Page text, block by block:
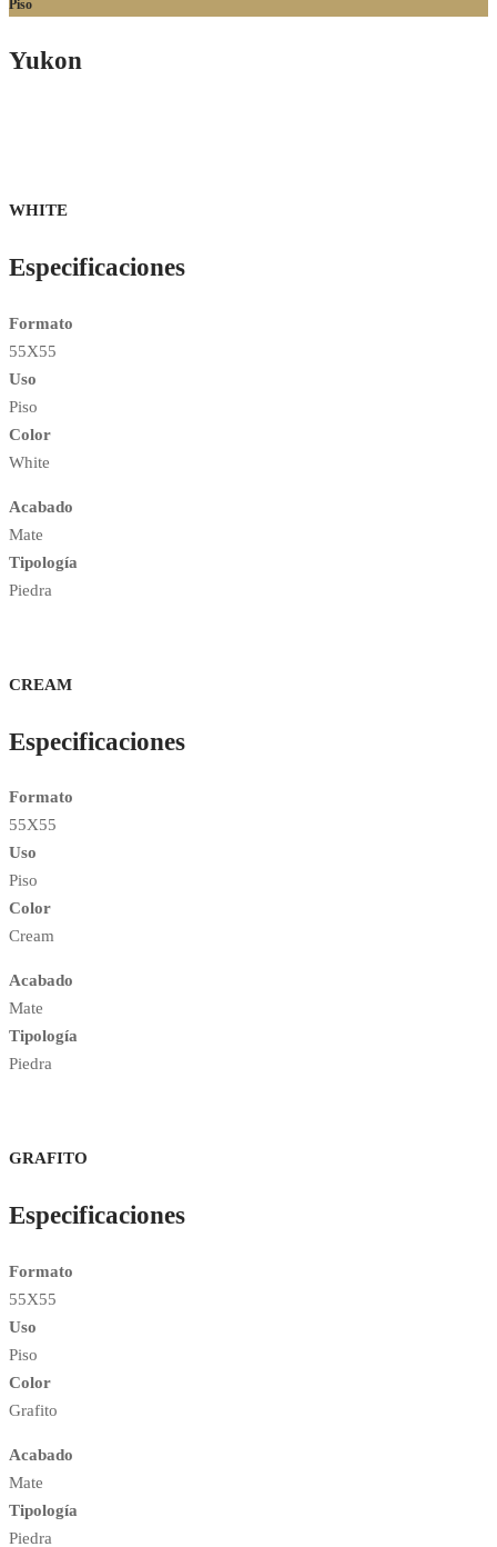
Piso
Yukon
WHITE
Especificaciones
Formato
55X55
Uso
Piso
Color
White
Acabado
Mate
Tipología
Piedra
CREAM
Especificaciones
Formato
55X55
Uso
Piso
Color
Cream
Acabado
Mate
Tipología
Piedra
GRAFITO
Especificaciones
Formato
55X55
Uso
Piso
Color
Grafito
Acabado
Mate
Tipología
Piedra